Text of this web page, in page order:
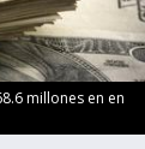
millones en en